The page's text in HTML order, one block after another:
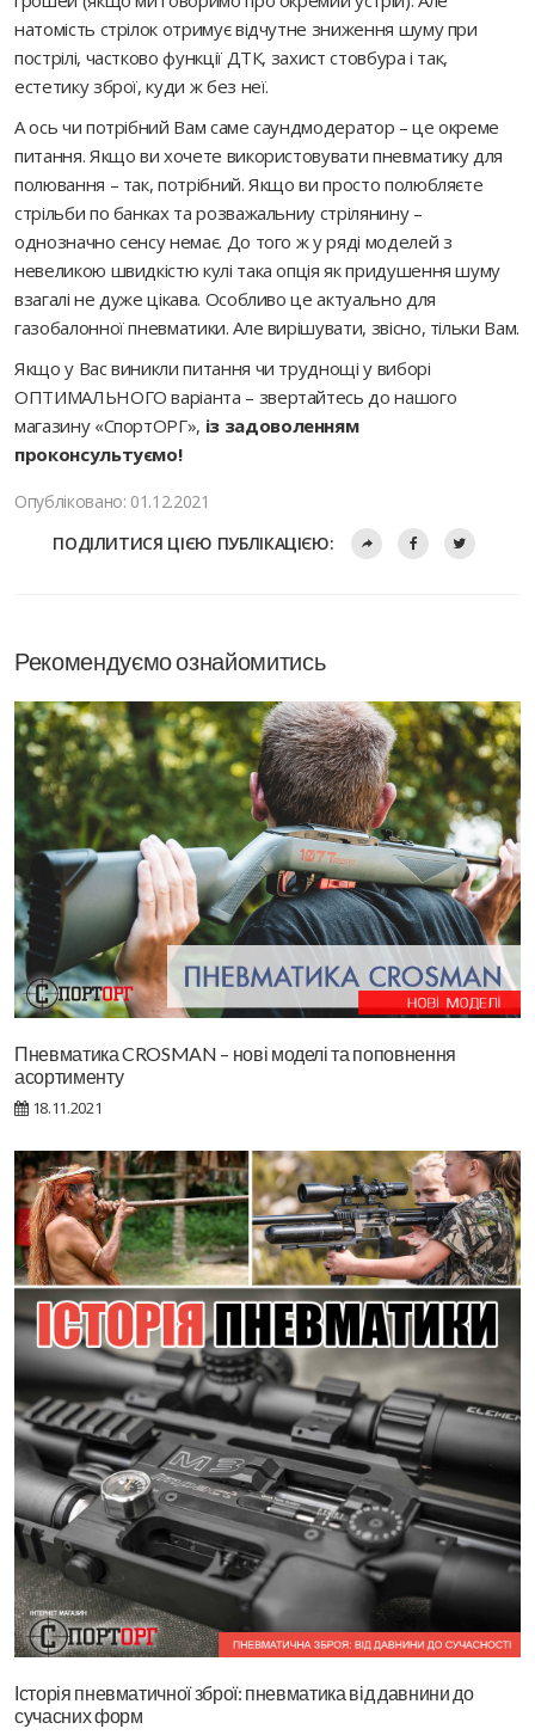
натомість стрілок отримує відчутне зниження шуму при
пострілі, частково функції ДТК, захист стовбура і так,
естетику зброї, куди ж без неї.
А ось чи потрібний Вам саме саундмодератор – це окреме
питання. Якщо ви хочете використовувати пневматику для
полювання – так, потрібний. Якщо ви просто полюбляєте
стрільби по банках та розважальниу стрілянину –
однозначно сенсу немає. До того ж у ряді моделей з
невеликою швидкістю кулі така опція як придушення шуму
взагалі не дуже цікава. Особливо це актуально для
газобалонної пневматики. Але вирішувати, звісно, ​​тільки Вам.
Якщо у Вас виникли питання чи труднощі у виборі
ОПТИМАЛЬНОГО варіанта – звертайтесь до нашого
магазину «СпортОРГ», із задоволенням
проконсультуємо!
Опубліковано: 01.12.2021
ПОДІЛИТИСЯ ЦІЄЮ ПУБЛІКАЦІЄЮ:
Рекомендуємо ознайомитись
Пневматика CROSMAN – нові моделі та поповнення
асортименту
18.11.2021
Історія пневматичної зброї: пневматика від давнини до
сучасних форм